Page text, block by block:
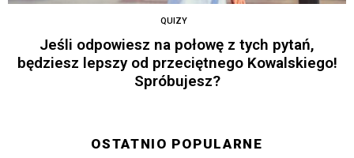
QUIZY
Jeśli odpowiesz na połowę z tych pytań,
będziesz lepszy od przeciętnego Kowalskiego!
Spróbujesz?
OSTATNIO POPULARNE